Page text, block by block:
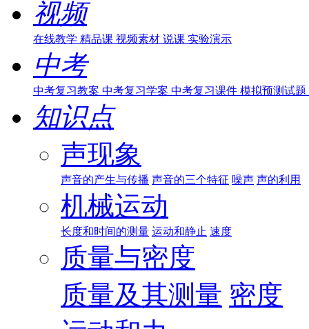
视频
在线教学 精品课 视频素材 说课 实验演示
中考
中考复习教案 中考复习学案 中考复习课件 模拟预测试题
知识点
声现象
声音的产生与传播 声音的三个特征 噪声 声的利用
机械运动
长度和时间的测量 运动和静止 速度
质量与密度
质量及其测量 密度